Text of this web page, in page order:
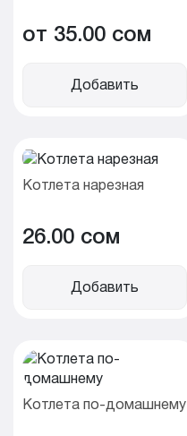
от 35.00 cом
Добавить
Котлета нарезная
26.00 cом
Добавить
Котлета по-домашнему